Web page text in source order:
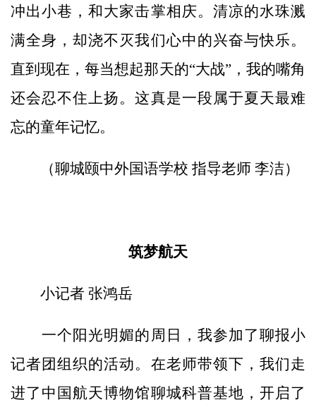
冲出小巷，和大家击掌相庆。清凉的水珠溅
满全身，却浇不灭我们心中的兴奋与快乐。
直到现在，每当想起那天的“大战”，我的嘴角
还会忍不住上扬。这真是一段属于夏天最难
忘的童年记忆。
（聊城颐中外国语学校 指导老师 李洁）
筑梦航天
小记者 张鸿岳
一个阳光明媚的周日，我参加了聊报小
记者团组织的活动。在老师带领下，我们走
进了中国航天博物馆聊城科普基地，开启了